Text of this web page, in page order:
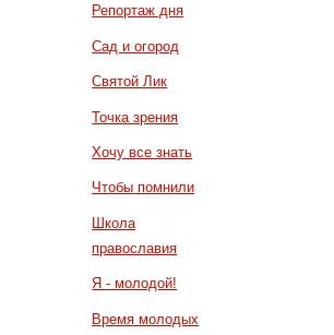
Репортаж дня
Сад и огород
Святой Лик
Точка зрения
Хочу все знать
Чтобы помнили
Школа
православия
Я - молодой!
Время молодых